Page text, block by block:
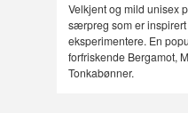
Velkjent og mild unisex
særpreg som er
eksperimentere. En
forfriskende Bergamot,
Tonkabønner.